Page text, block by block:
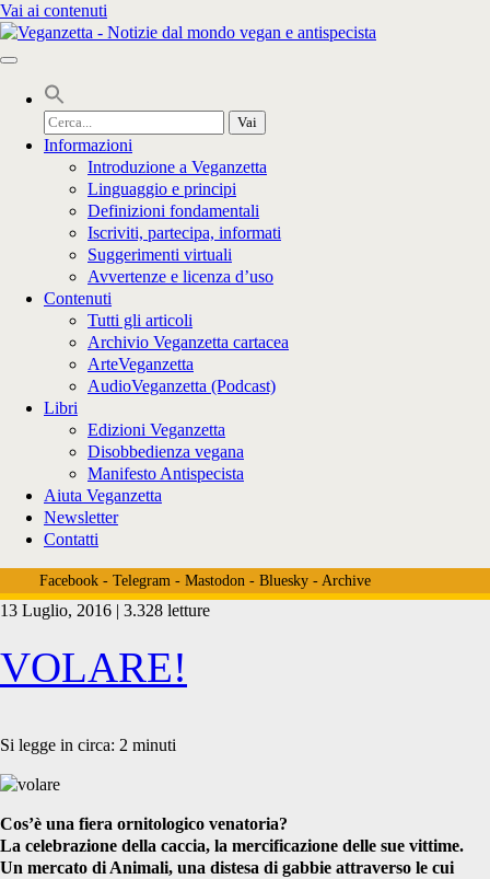
Vai ai contenuti
Cerca
per:
Informazioni
Introduzione a Veganzetta
Linguaggio e principi
Definizioni fondamentali
Iscriviti, partecipa, informati
Suggerimenti virtuali
Avvertenze e licenza d’uso
Contenuti
Tutti gli articoli
Archivio Veganzetta cartacea
ArteVeganzetta
AudioVeganzetta (Podcast)
Libri
Edizioni Veganzetta
Disobbedienza vegana
Manifesto Antispecista
Aiuta Veganzetta
Newsletter
Contatti
Facebook- Telegram- Mastodon- Bluesky- Archive
Tag:
<span>libreria
al
13 Luglio, 2016 | 3.328 letture
VOLARE!
Si legge in circa: 2 minuti
Cos’è una fiera ornitologico venatoria?
La celebrazione della caccia, la mercificazione delle sue vittime.
Un mercato di Animali, una distesa di gabbie attraverso le cui